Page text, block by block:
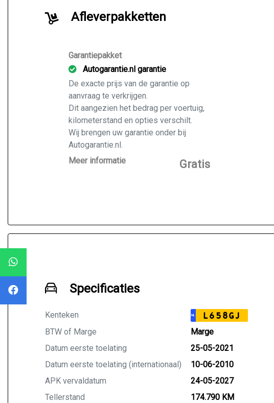
Afleverpakketten
Garantiepakket
Autogarantie.nl garantie
De exacte prijs van de garantie op
aanvraag te verkrijgen.
Dit aangezien het bedrag per voertuig,
kilometerstand en opties verschilt.
Wij brengen uw garantie onder bij
Autogarantie.nl.
Vraag ons naar de mogelijkheden voor
Meer informatie Gratis
Specificaties
Kenteken NL L658GJ
BTW of Marge
Marge
Datum eerste toelating
25-05-2021
Datum eerste toelating (internationaal)
10-06-2010
APK vervaldatum
24-05-2027
Tellerstand
174.790 KM